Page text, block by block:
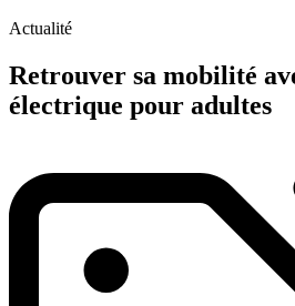
Actualité
Retrouver sa mobilité
électrique pour adultes